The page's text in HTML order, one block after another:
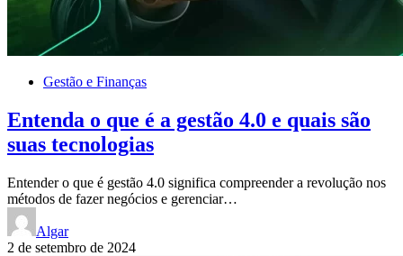
Gestão e Finanças
Entenda o que é a gestão 4.0 e quais são
suas tecnologias
Entender o que é gestão 4.0 significa compreender a revolução nos
métodos de fazer negócios e gerenciar…
Algar
2 de setembro de 2024